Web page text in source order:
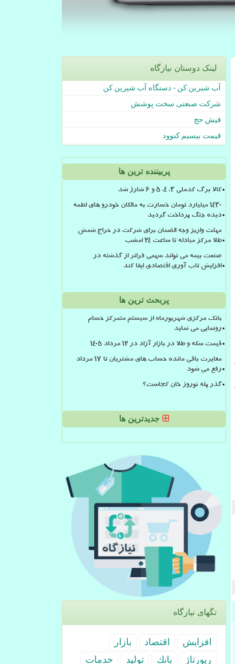
لینک دوستان نیازگاه
آب شیرین کن - دستگاه آب شیرین کن
شرکت صنعتی سخت پوشش
فیش حج
قیمت بیسیم کنوود
پربیننده ترین ها
کالا برگ کدملی 3، 4، 5 و 6 شارژ شد
۱۴۳۰ میلیارد تومان خسارت به مالکان خودرو های لطمه
دیده جنگ پرداخت گردید
مهلت واریز وجه الضمان برای شرکت در حراج شمش
طلا مرکز مبادله تا ساعت ۲۴ امشب
صنعت بیمه می تواند سهمی فراتر از گذشته در
افزایش تاب آوری اقتصادی ایفا کند
پربحث ترین ها
بانک مرکزی شهریورماه از سیستم متمرکز حسام
رونمایی می نماید
قیمت سکه و طلا در بازار آزاد در ۱۲ مرداد ۱۴۰۵
مغایرت باقی مانده حساب های مشتریان تا 17 مرداد
رفع می شود
گذر پله نوروز خان کجاست؟
جدیدترین ها
تگهای نیازگاه
افزایش اقتصاد
بازار
رپورتاژ
بانك تولید خدمات